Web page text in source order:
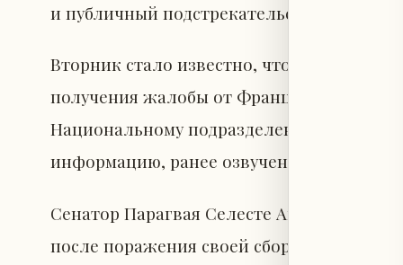
и публичный подстрекательство к
Вторник стало известно, что
получения жалобы от Французской
Национальному подразделению по
информацию, ранее озвученную
Сенатор Парагвая Селесте Амария
после поражения своей сборной от